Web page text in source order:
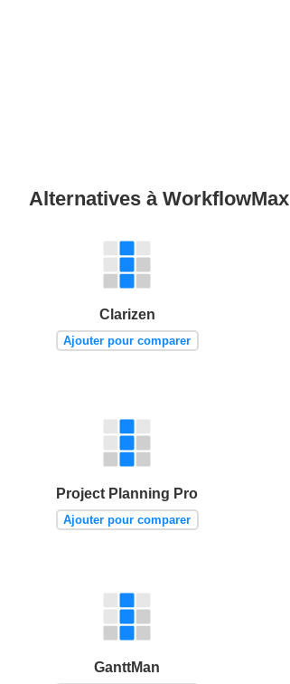
Alternatives à WorkflowMax
Clarizen
Ajouter pour comparer
Project Planning Pro
Ajouter pour comparer
GanttMan